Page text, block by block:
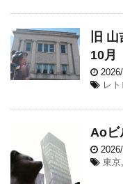
旧
10月
レト
Aoビ
東京